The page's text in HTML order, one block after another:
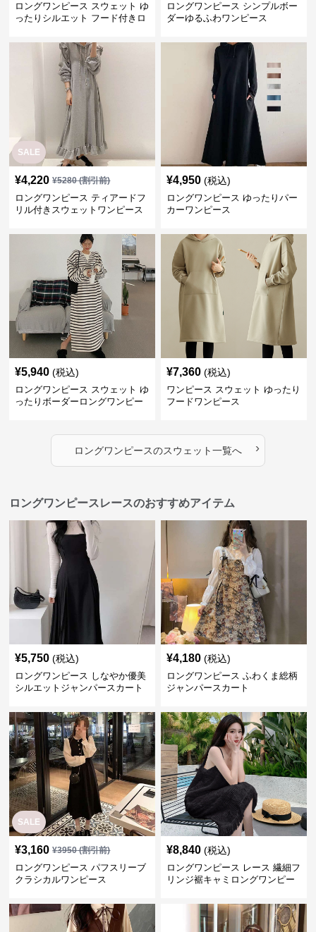
ロングワンピース スウェット ゆ
ったりシルエット フード付きロ
ロングワンピース シンプルボー
ダーゆるふわワンピース
SALE
¥4,220 ¥5280(割引前)
ロングワンピース ティアードフ
リル付きスウェットワンピース
¥4,950 (税込)
ロングワンピース ゆったりパー
カーワンピース
¥5,940 (税込)
ロングワンピース スウェット ゆ
ったりボーダーロングワンピー
¥7,360 (税込)
ワンピース スウェット ゆったり
フードワンピース
ロングワンピースのスウェット一覧へ ›
ロングワンピースレースのおすすめアイテム
¥5,750 (税込)
ロングワンピース しなやか優美
シルエットジャンパースカート
¥4,180 (税込)
ロングワンピース ふわくま総柄
ジャンパースカート
SALE
¥3,160 ¥3950(割引前)
ロングワンピース パフスリーブ
クラシカルワンピース
¥8,840 (税込)
ロングワンピース レース 繊細フ
リンジ裾キャミロングワンピー